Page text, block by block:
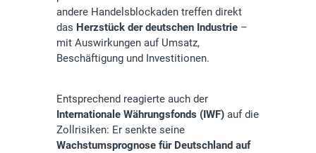
andere Handelsblockaden treffen direkt
das Herzstück der deutschen Industrie –
mit Auswirkungen auf Umsatz,
Beschäftigung und Investitionen.
Entsprechend reagierte auch der
Internationale Währungsfonds (IWF) auf die
Zollrisiken: Er senkte seine
Wachstumsprognose für Deutschland auf